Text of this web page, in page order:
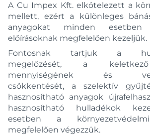
Márka
BWT
A Cu Impex Kft. elkötelezett a
mellett, ezért a különleges
anyagokat minden
előírásoknak megfelelően kezeljük.
Fontosnak tartjuk a
megelőzését, a
mennyiségének és
csökkentését, a szelektív
hasznosítható anyagok
hasznosítható hulladékok
esetben a
megfelelően végezzük.